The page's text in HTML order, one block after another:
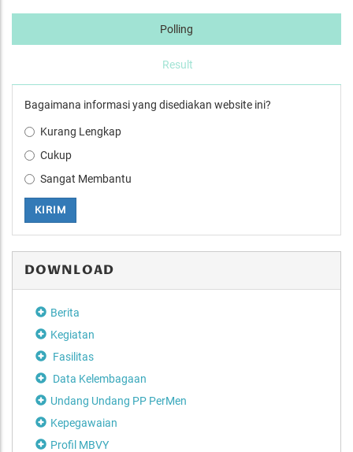
Polling
Result
Bagaimana informasi yang disediakan website ini?
Kurang Lengkap
Cukup
Sangat Membantu
KIRIM
DOWNLOAD
Berita
Kegiatan
Fasilitas
Data Kelembagaan
Undang Undang PP PerMen
Kepegawaian
Profil MBVY